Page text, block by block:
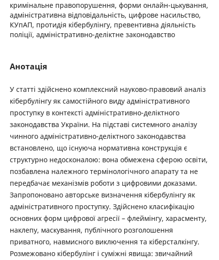
кримінальне правопорушення, форми онлайн-цькування,
адміністративна відповідальність, цифрове насильство,
КУпАП, протидія кібербулінгу, превентивна діяльність
поліції, адміністративно-деліктне законодавство
Анотація
У статті здійснено комплексний науково-правовий аналіз
кібербулінгу як самостійного виду адміністративного
проступку в контексті адміністративно-деліктного
законодавства України. На підставі системного аналізу
чинного адміністративно-деліктного законодавства
встановлено, що існуюча нормативна конструкція є
структурно недосконалою: вона обмежена сферою освіти,
позбавлена належного термінологічного апарату та не
передбачає механізмів роботи з цифровими доказами.
Запропоновано авторське визначення кібербулінгу як
адміністративного проступку. Здійснено класифікацію
основних форм цифрової агресії – флеймінгу, харасменту,
наклепу, маскування, публічного розголошення
приватного, навмисного виключення та кіберсталкінгу.
Розмежовано кібербулінг і суміжні явища: звичайний